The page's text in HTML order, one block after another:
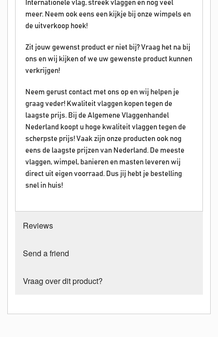
Internationele vlag, streek vlaggen en nog veel
meer. Neem ook eens een kijkje bij onze wimpels en
de uitverkoop hoek!
Zit jouw gewenst product er niet bij? Vraag het na bij
ons en wij kijken of we uw gewenste product kunnen
verkrijgen!
Neem gerust contact met ons op en wij helpen je
graag veder! Kwaliteit vlaggen kopen tegen de
laagste prijs. Bij de Algemene Vlaggenhandel
Nederland koopt u hoge kwaliteit vlaggen tegen de
scherpste prijs! Vaak zijn onze producten ook nog
eens de laagste prijzen van Nederland. De meeste
vlaggen, wimpel, banieren en masten leveren wij
direct uit eigen voorraad. Dus jij hebt je bestelling
snel in huis!
Reviews
Send a friend
Vraag over dit product?